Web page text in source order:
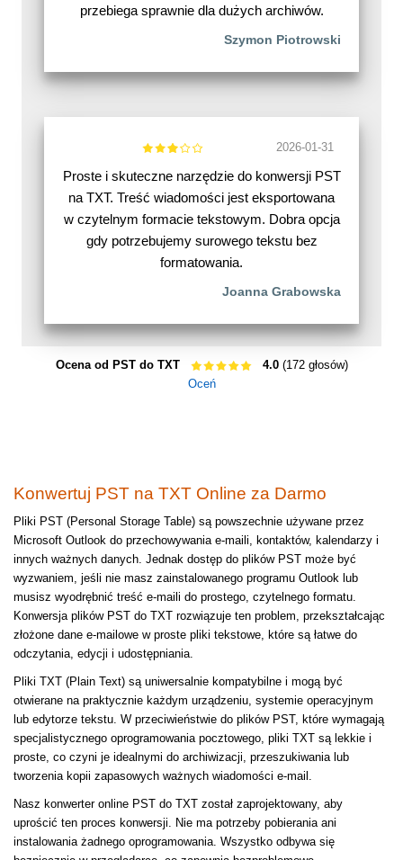
przebiega sprawnie dla dużych archiwów.
Szymon Piotrowski
2026-01-31
Proste i skuteczne narzędzie do konwersji PST
na TXT. Treść wiadomości jest eksportowana
w czytelnym formacie tekstowym. Dobra opcja
gdy potrzebujemy surowego tekstu bez
formatowania.
Joanna Grabowska
Ocena od PST do TXT 4.0(172 głosów)
Oceń
Konwertuj PST na TXT Online za Darmo
Pliki PST (Personal Storage Table) są powszechnie używane przez
Microsoft Outlook do przechowywania e-maili, kontaktów, kalendarzy i
innych ważnych danych. Jednak dostęp do plików PST może być
wyzwaniem, jeśli nie masz zainstalowanego programu Outlook lub
musisz wyodrębnić treść e-maili do prostego, czytelnego formatu.
Konwersja plików PST do TXT rozwiązuje ten problem, przekształcając
złożone dane e-mailowe w proste pliki tekstowe, które są łatwe do
odczytania, edycji i udostępniania.
Pliki TXT (Plain Text) są uniwersalnie kompatybilne i mogą być
otwierane na praktycznie każdym urządzeniu, systemie operacyjnym
lub edytorze tekstu. W przeciwieństwie do plików PST, które wymagają
specjalistycznego oprogramowania pocztowego, pliki TXT są lekkie i
proste, co czyni je idealnymi do archiwizacji, przeszukiwania lub
tworzenia kopii zapasowych ważnych wiadomości e-mail.
Nasz konwerter online PST do TXT został zaprojektowany, aby
uprościć ten proces konwersji. Nie ma potrzeby pobierania ani
instalowania żadnego oprogramowania. Wszystko odbywa się